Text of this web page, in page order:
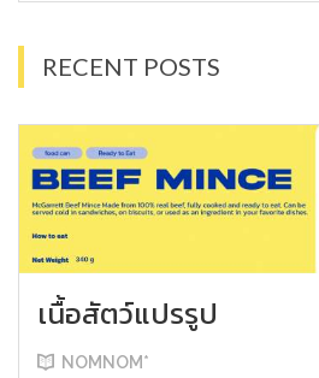
RECENT POSTS
เนื้อสัตว์แปรรูป
NOMNOM*